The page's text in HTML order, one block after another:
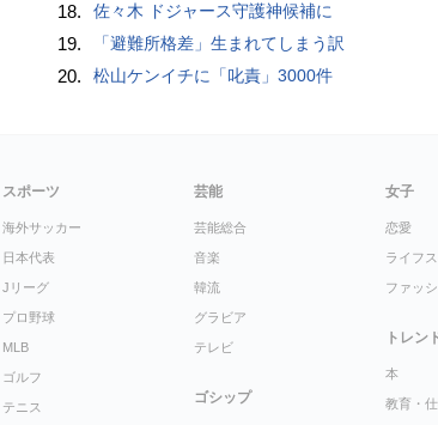
18. 佐々木 ドジャース守護神候補に
19. 「避難所格差」生まれてしまう訳
20. 松山ケンイチに「叱責」3000件
スポーツ
海外サッカー
日本代表
Jリーグ
プロ野球
MLB
ゴルフ
テニス
芸能
芸能総合
音楽
韓流
グラビア
テレビ
ゴシップ
女子
恋愛
ライフ
ファッ
トレン
本
教育・